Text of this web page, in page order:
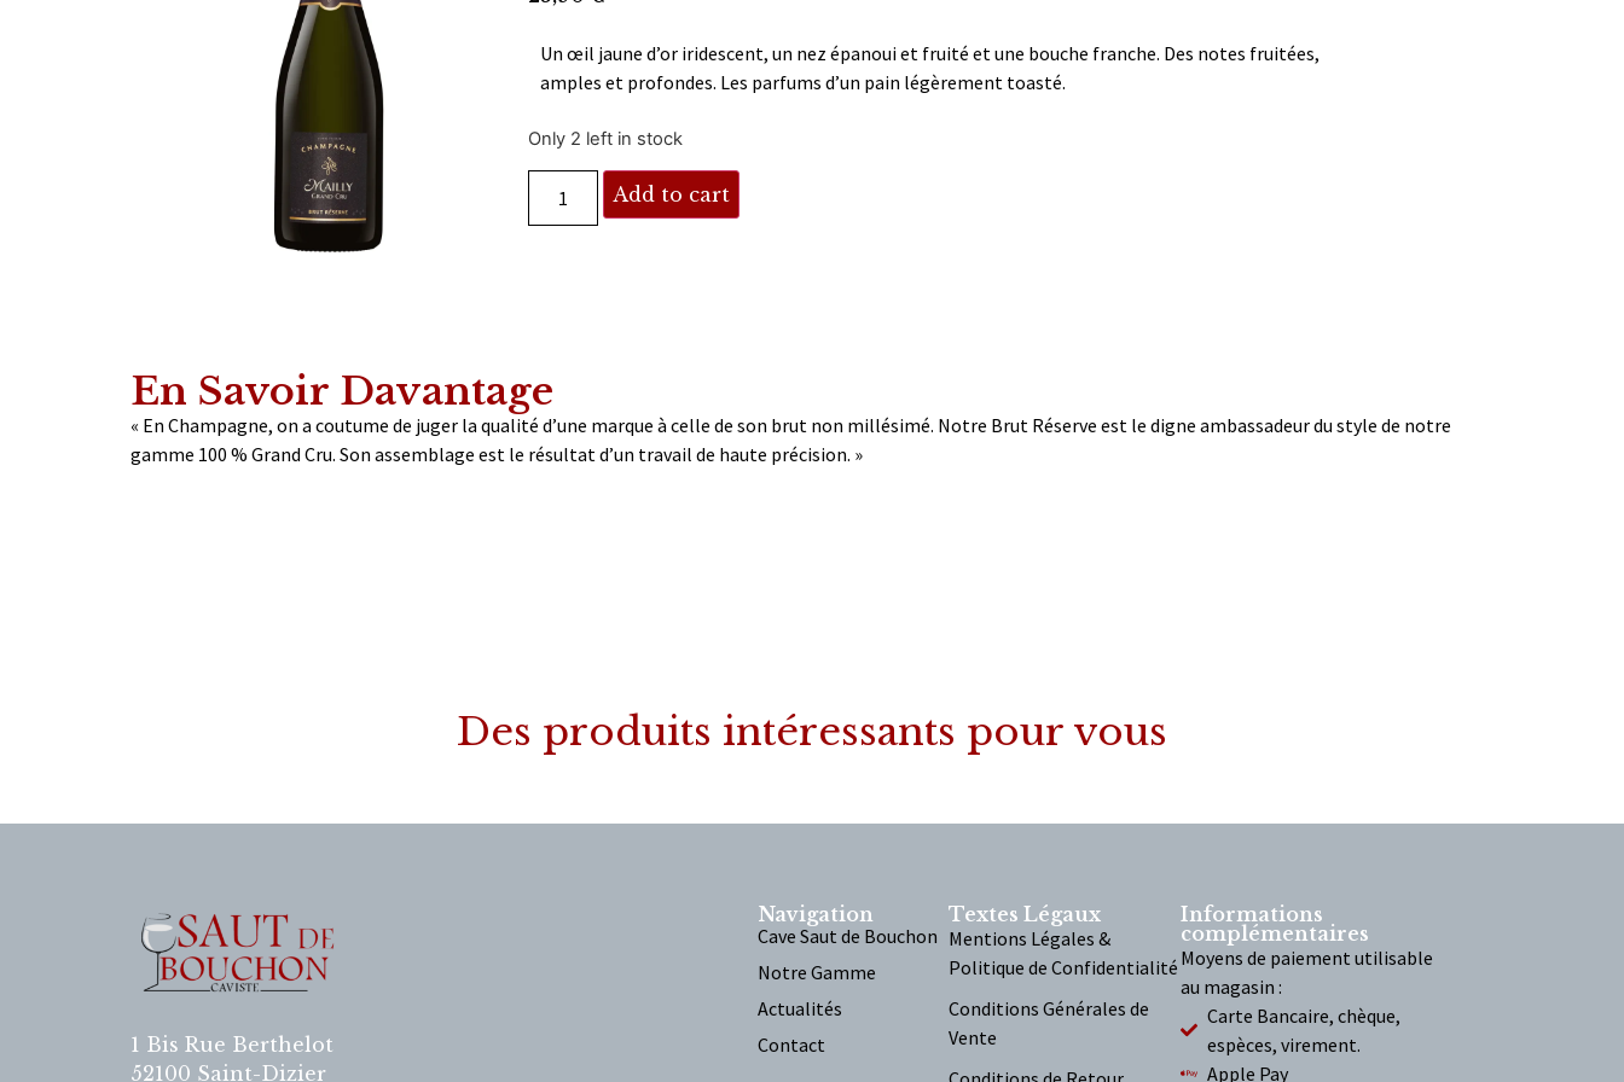
Un œil jaune d’or iridescent, un nez épanoui et fruité et une bouche franche. Des notes fruitées,
amples et profondes. Les parfums d’un pain légèrement toasté.
Only 2 left in stock
Add to cart
En Savoir Davantage
« En Champagne, on a coutume de juger la qualité d’une marque à celle de son brut non millésimé. Notre Brut Réserve est le digne ambassadeur du style de notre
gamme 100 % Grand Cru. Son assemblage est le résultat d’un travail de haute précision. »
Des produits intéressants pour vous
1 Bis Rue Berthelot
52100 Saint-Dizier
Navigation
Cave Saut de Bouchon
Notre Gamme
Actualités
Contact
Textes Légaux
Mentions Légales &
Politique de Confidentialité
Conditions Générales de
Vente
Informations
complémentaires
Moyens de paiement utilisable
au magasin :
Carte Bancaire, chèque,
espèces, virement.
Apple Pay